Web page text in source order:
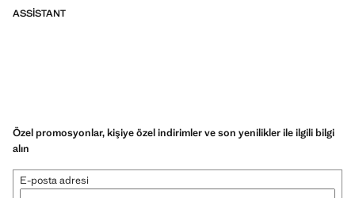
ASSISTANT
Özel promosyonlar, kişiye özel indirimler ve son yenilikler ile ilgili bilgi
alın
E-posta adresi